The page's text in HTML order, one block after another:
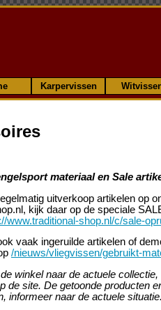
Karpervissen
materiaal en Sale
uitverkoop artikelen op
kijk daar op de speciale
www.traditional-shop.nl/c/sale-
vaak ingeruilde artikelen of
/nieuws/vliegvissen/gebruikt-
winkel naar de actuele
de site . De getoonde producten
informeer naar de actuele situatie.